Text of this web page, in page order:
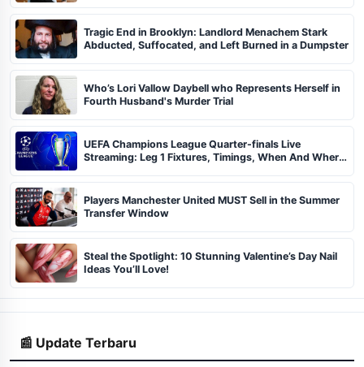
Tragic End in Brooklyn: Landlord Menachem Stark
Abducted, Suffocated, and Left Burned in a Dumpster
Who’s Lori Vallow Daybell who Represents Herself in
Fourth Husband's Murder Trial
UEFA Champions League Quarter-finals Live
Streaming: Leg 1 Fixtures, Timings, When And Where
Players Manchester United MUST Sell in the Summer
Transfer Window
Steal the Spotlight: 10 Stunning Valentine’s Day Nail
Ideas You’ll Love!
📰 Update Terbaru